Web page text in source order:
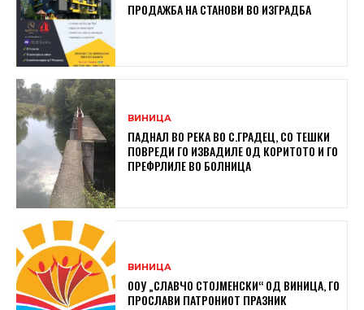
ПРОДАЖБА НА СТАНОВИ ВО ИЗГРАДБА
ВИНИЦА
ПАДНАЛ ВО РЕКА ВО С.ГРАДЕЦ, СО ТЕШКИ
ПОВРЕДИ ГО ИЗВАДИЛЕ ОД КОРИТОТО И ГО
ПРЕФРЛИЛЕ ВО БОЛНИЦА
ВИНИЦА
ООУ „СЛАВЧО СТОЈМЕНСКИ“ ОД ВИНИЦА, ГО
ПРОСЛАВИ ПАТРОНИОТ ПРАЗНИК